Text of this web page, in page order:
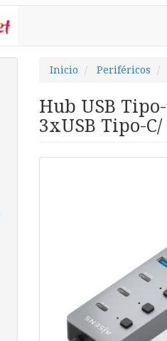
Inicio Periféricos
Hub USB
3xUSB Tipo-